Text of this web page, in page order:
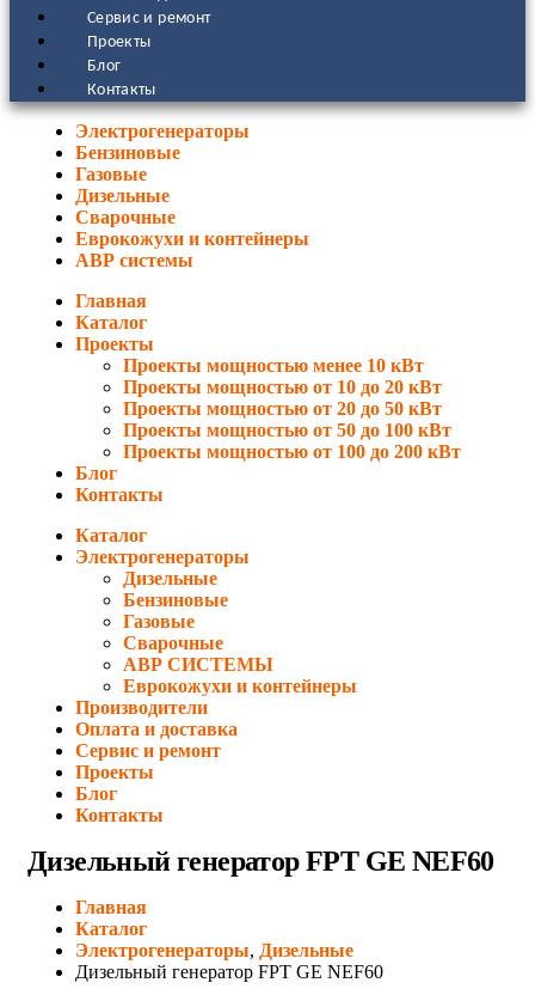
Сервис и ремонт
Проекты
Блог
Контакты
Электрогенераторы
Бензиновые
Газовые
Дизельные
Сварочные
Еврокожухи и контейнеры
АВР системы
Главная
Каталог
Проекты
Проекты мощностью менее 10 кВт
Проекты мощностью от 10 до 20 кВт
Проекты мощностью от 20 до 50 кВт
Проекты мощностью от 50 до 100 кВт
Проекты мощностью от 100 до 200 кВт
Блог
Контакты
Каталог
Электрогенераторы
Дизельные
Бензиновые
Газовые
Сварочные
АВР СИСТЕМЫ
Еврокожухи и контейнеры
Производители
Оплата и доставка
Сервис и ремонт
Проекты
Блог
Контакты
Дизельный генератор FPT GE NEF60
Главная
Каталог
Электрогенераторы, Дизельные
Дизельный генератор FPT GE NEF60